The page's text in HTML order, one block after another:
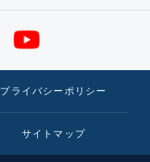
プライバシーポリシー
サイトマップ